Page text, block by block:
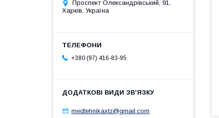
Проспект Олександрівський, 91,
Харків, Україна
+380 (97) 416-83-95
medtehnikaxtz@gmail.com